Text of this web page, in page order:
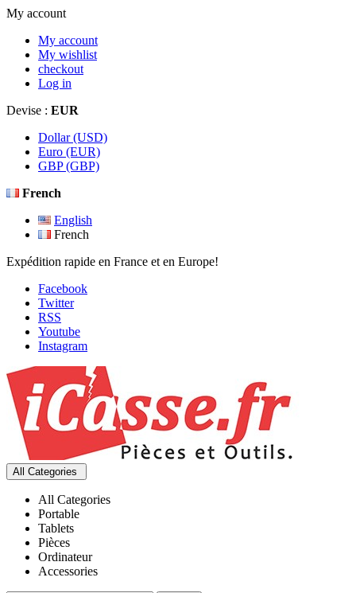
My account
My account
My wishlist
checkout
Log in
Devise : EUR
Dollar (USD)
Euro (EUR)
GBP (GBP)
French
English
French
Expédition rapide en France et en Europe!
Facebook
Twitter
RSS
Youtube
Instagram
All Categories
All Categories
Portable
Tablets
Pièces
Ordinateur
Accessories